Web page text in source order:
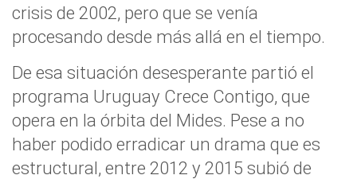
crisis de 2002, pero que se venía
procesando desde más allá en el tiempo.
De esa situación desesperante partió el
programa Uruguay Crece Contigo, que
opera en la órbita del Mides. Pese a no
haber podido erradicar un drama que es
estructural, entre 2012 y 2015 subió de